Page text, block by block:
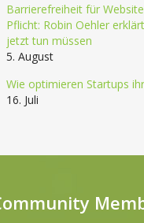
Barrierefreiheit für
Pflicht: Robin Oehler
jetzt tun müssen
5. August
Wie optimieren Startups
16. Juli